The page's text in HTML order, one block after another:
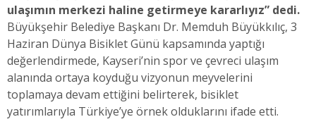
ulaşımın merkezi haline getirmeye kararlıyız” dedi.
Büyükşehir Belediye Başkanı Dr. Memduh Büyükkılıç, 3
Haziran Dünya Bisiklet Günü kapsamında yaptığı
değerlendirmede, Kayseri’nin spor ve çevreci ulaşım
alanında ortaya koyduğu vizyonun meyvelerini
toplamaya devam ettiğini belirterek, bisiklet
yatırımlarıyla Türkiye’ye örnek olduklarını ifade etti.